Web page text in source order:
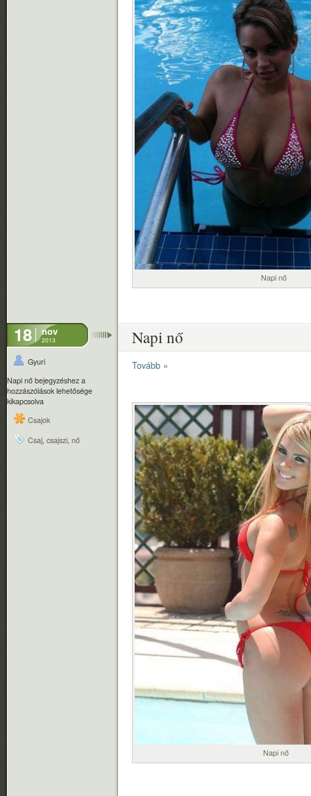
Napi nő
18 nov
2013
Gyuri
Napi nő bejegyzéshez a
hozzászólások lehetősége
kikapcsolva
Csajok
Csaj csajszi nő
Napi nő
Tovább »
Napi nő